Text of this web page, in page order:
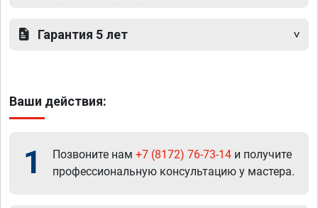
Гарантия 5 лет
Ваши действия:
1 Позвоните нам +7 (8172) 76-73-14 и получите
профессиональную консультацию у мастера.